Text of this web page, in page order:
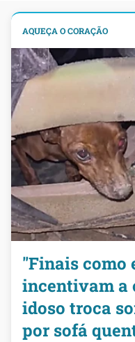
AQUEÇA O CORAÇÃO
"Finais como
incentivam a
idoso troca
por sofá